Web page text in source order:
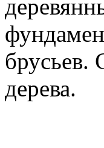
брусьев.
дерева.